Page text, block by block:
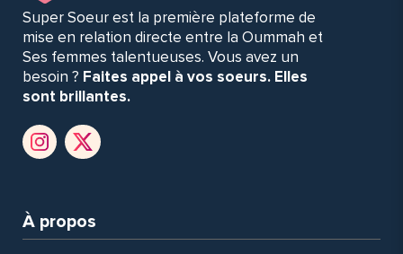
Super Soeur est la première plateforme de
mise en relation directe entre la Oummah et
Ses femmes talentueuses. Vous avez un
besoin ? Faites appel à vos soeurs. Elles
sont brillantes.
À propos